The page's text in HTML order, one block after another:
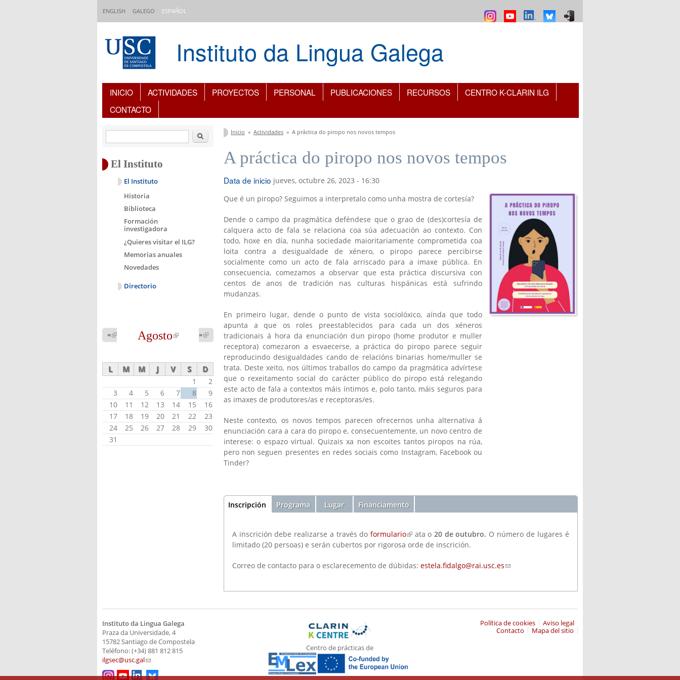
ENGLISH GALEGO ESPAÑOL
Instituto da Lingua Galega
Índice de contenidos
INICIO ACTIVIDADES PROYECTOS PERSONAL PUBLICACIONES RECURSOS
CENTRO K-CLARIN ILG
CONTACTO
Se encuentra usted aquí
Inicio » Actividades » A práctica do piropo nos novos tempos
A práctica do piropo nos novos tempos
Data de inicio jueves, octubre 26, 2023 - 16:30
Que é un piropo? Seguimos a interpretalo como unha mostra de cortesía?
Dende o campo da pragmática deféndese que o grao de (des)cortesía de
calquera acto de fala se relaciona coa súa adecuación ao contexto. Con
todo, hoxe en día, nunha sociedade maioritariamente comprometida coa
loita contra a desigualdade de xénero, o piropo parece percibirse
socialmente como un acto de fala arriscado para a imaxe pública. En
consecuencia, comezamos a observar que esta práctica discursiva con
centos de anos de tradición nas culturas hispánicas está sufrindo
mudanzas.
En primeiro lugar, dende o punto de vista sociolóxico, aínda que todo
apunta a que os roles preestablecidos para cada un dos xéneros
tradicionais á hora da enunciación dun piropo (home produtor e muller
receptora) comezaron a esvaecerse, a práctica do piropo parece seguir
reproducindo desigualdades cando de relacións binarias home/muller se
trata. Deste xeito, nos últimos traballos do campo da pragmática advírtese
que o rexeitamento social do carácter público do piropo está relegando
este acto de fala a contextos máis íntimos e, polo tanto, máis seguros para
as imaxes de produtores/as e receptoras/es.
Neste contexto, os novos tempos parecen ofrecernos unha alternativa á
enunciación cara a cara do piropo e, consecuentemente, un novo centro de
interese: o espazo virtual. Quizais xa non escoites tantos piropos na rúa,
pero non seguen presentes en redes sociais como Instagram, Facebook ou
Tinder?
Sección
Inscripción (solapa
activa)
Programa Lugar Financiamento
A inscrición debe realizarse a través do formulario(link is external)
ata o 20 de outubro. O número de lugares é
limitado (20 persoas) e serán cubertos por rigorosa orde de inscrición.
Correo de contacto para o esclarecemento de dúbidas: estela.fidalgo@rai.usc.es(link sends e-mail)
Buscar
El Instituto
El Instituto
Historia
Biblioteca
Formación
investigadora
¿Quieres visitar el ILG?
Memorias anuales
Novedades
Directorio
Agosto (link is
«
external)
»
(link is
external)
L M M J V S D
1
2
3
4 5 6 7 8
9
10
11 12 13 14 15
16
17
18 19 20 21 22
23
24
25 26 27 28 29
30
31
Instituto da Lingua Galega
Praza da Universidade, 4
15782 Santiago de Compostela
Teléfono: (+34) 881 812 815
ilgsec@usc.gal(link sends e-mail)
Centro de prácticas de
Aviso legal
Política de cookies
Mapa del sitio
Contacto